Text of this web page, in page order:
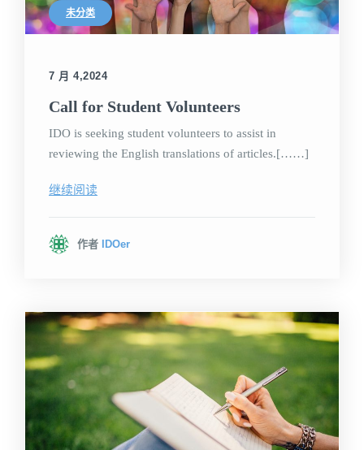
未分类
7 月 4,2024
Call for Student Volunteers
IDO is seeking student volunteers to assist in
reviewing the English translations of articles.[……]
继续阅读
作者 IDOer